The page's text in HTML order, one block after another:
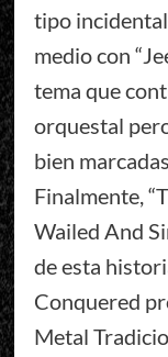
tipo
medio con
tema que
orquestal
bien
Finalmente,
Wailed And
de esta
Conquered
Metal